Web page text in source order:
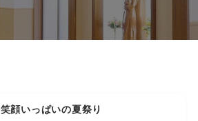
笑顔いっぱいの夏祭り